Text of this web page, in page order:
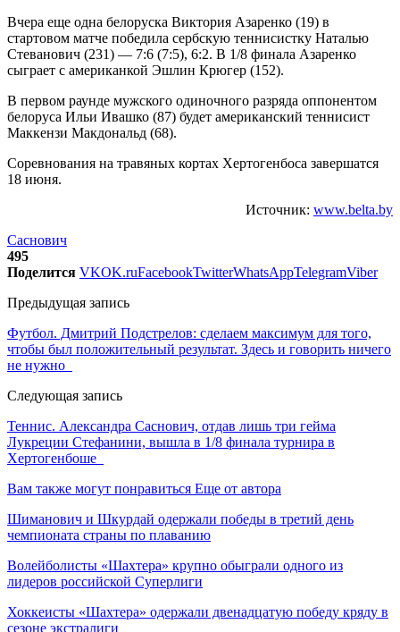
Вчера еще одна белоруска Виктория Азаренко (19) в
стартовом матче победила сербскую теннисистку Наталью
Стеванович (231) — 7:6 (7:5), 6:2. В 1/8 финала Азаренко
сыграет с американкой Эшлин Крюгер (152).
В первом раунде мужского одиночного разряда оппонентом
белоруса Ильи Ивашко (87) будет американский теннисист
Маккензи Макдональд (68).
Соревнования на травяных кортах Хертогенбоса завершатся
18 июня.
Источник: www.belta.by
Саснович
495
Поделится VKOK.ruFacebookTwitterWhatsAppTelegramViber
Предыдущая запись
Футбол. Дмитрий Подстрелов: сделаем максимум для того,
чтобы был положительный результат. Здесь и говорить ничего
не нужно
Следующая запись
Теннис. Александра Саснович, отдав лишь три гейма
Лукреции Стефанини, вышла в 1/8 финала турнира в
Хертогенбоше
Вам также могут понравиться Еще от автора
Шиманович и Шкурдай одержали победы в третий день
чемпионата страны по плаванию
Волейболисты «Шахтера» крупно обыграли одного из
лидеров российской Суперлиги
Хоккеисты «Шахтера» одержали двенадцатую победу кряду в
сезоне экстралиги